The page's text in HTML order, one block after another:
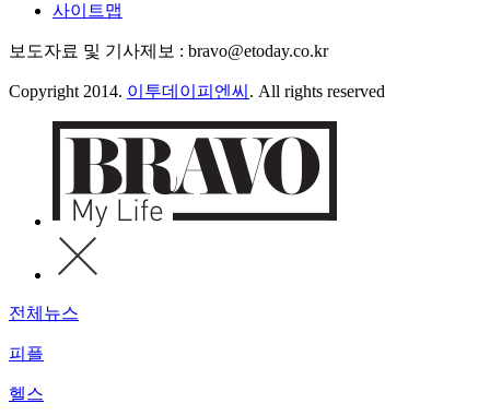
사이트맵
보도자료 및 기사제보 : bravo@etoday.co.kr
Copyright 2014. 이투데이피엔씨 . All rights reserved
전체뉴스
피플
헬스